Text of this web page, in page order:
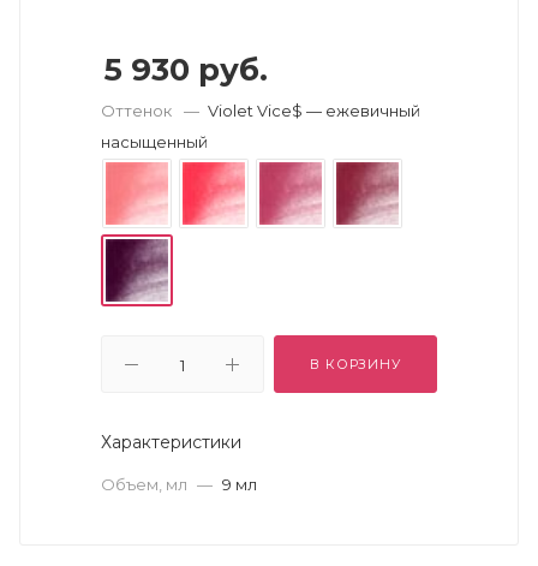
5 930 руб.
Оттенок — Violet Vice$ — ежевичный
насыщенный
В КОРЗИНУ
Характеристики
Объем, мл — 9 мл